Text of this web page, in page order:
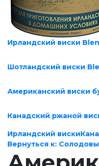
Ирландский виски
Шотландский виски
Американский виски
Канадский ржаной
Ирландский виски
Вернуться к: